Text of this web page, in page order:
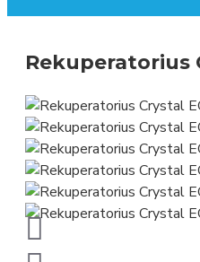
Rekuperatorius